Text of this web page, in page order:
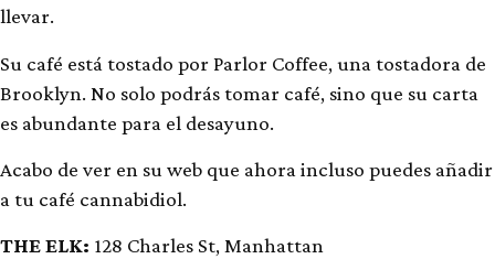
llevar.
Su café está tostado por Parlor Coffee, una tostadora de
Brooklyn. No solo podrás tomar café, sino que su carta
es abundante para el desayuno.
Acabo de ver en su web que ahora incluso puedes añadir
a tu café cannabidiol.
THE ELK: 128 Charles St, Manhattan